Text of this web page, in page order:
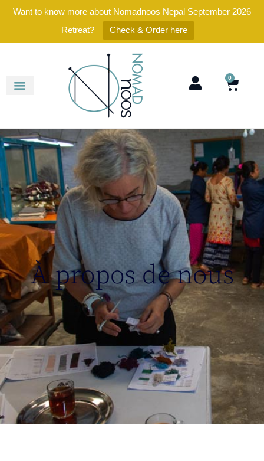
Want to know more about Nomadnoos Nepal September 2026
Retreat?
Check & Order here
0
À propos de nous